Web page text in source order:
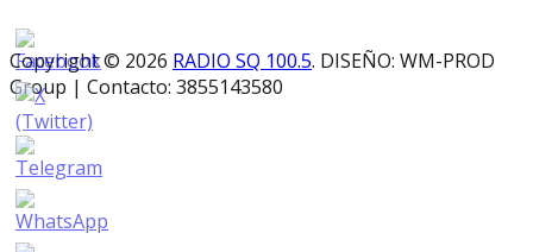
Copyright © 2026 RADIO SQ 100.5. DISEÑO: WM-PROD
Group | Contacto: 3855143580